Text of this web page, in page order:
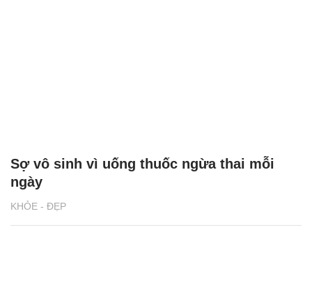
KHỎE - ĐẸP
Sợ vô sinh vì uống thuốc ngừa thai mỗi
ngày